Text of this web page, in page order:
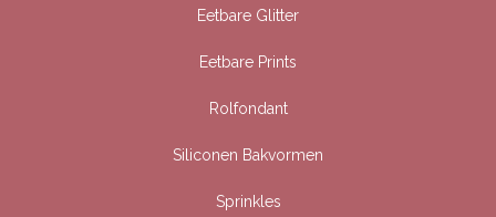
Eetbare Glitter
Eetbare Prints
Rolfondant
Siliconen Bakvormen
Sprinkles